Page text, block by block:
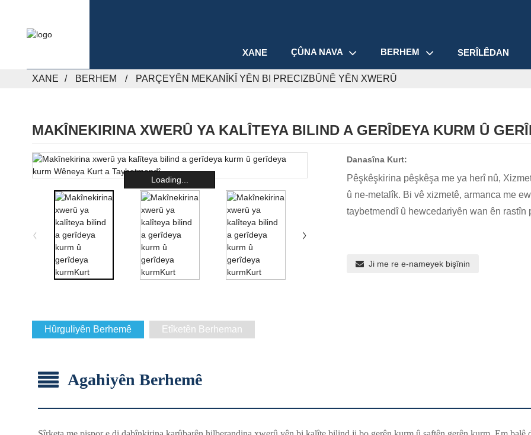
XANE ÇÛNA NAVA BERHEM SERÎLÊDAN
XANE BERHEM PARÇEYÊN MEKANÎKÎ YÊN BI PRECIZBÛNÊ YÊN XWERÛ
MAKÎNEKIRINA XWERÛ YA KALÎTEYA BILIND A GERÎDEYA KURM Û
Loading...
Danasîna Kurt:
Pêşkêşkirina pêşkêşa me ya herî nû,
û ne-metalîk. Bi vê xizmetê, armanca me
taybetmendî û hewcedariyên wan ên rastîn
Ji me re e-nameyek bişînin
Hûrguliyên Berhemê Etîketên Berheman
Agahiyên Berhemê